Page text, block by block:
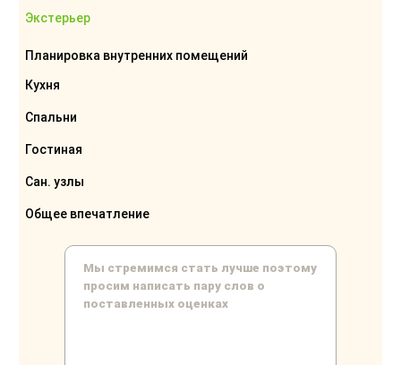
Экстерьер
Планировка внутренних помещений
Кухня
Спальни
Гостиная
Сан. узлы
Общее впечатление